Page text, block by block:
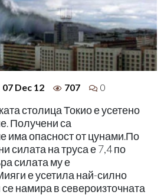
07 Dec 12 707 0
столица Токио е усетено
Получени са
има опасност от цунами.По
силата на труса е 7,4 по
силата му е
е усетила най-силно
намира в североизточната